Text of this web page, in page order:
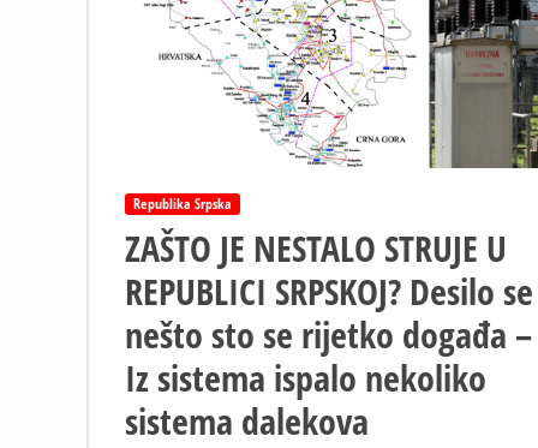
posao
u
“Elektroprenosu
BiH”
Republika Srpska
ZAŠTO JE NESTALO STRUJE U
REPUBLICI SRPSKOJ? Desilo se
nešto sto se rijetko događa –
Iz sistema ispalo nekoliko
sistema dalekova